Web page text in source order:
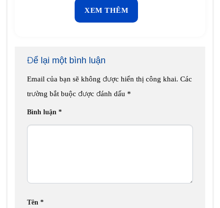
XEM THÊM
Để lại một bình luận
Email của bạn sẽ không được hiển thị công khai. Các
trường bắt buộc được đánh dấu *
Bình luận *
Tên *